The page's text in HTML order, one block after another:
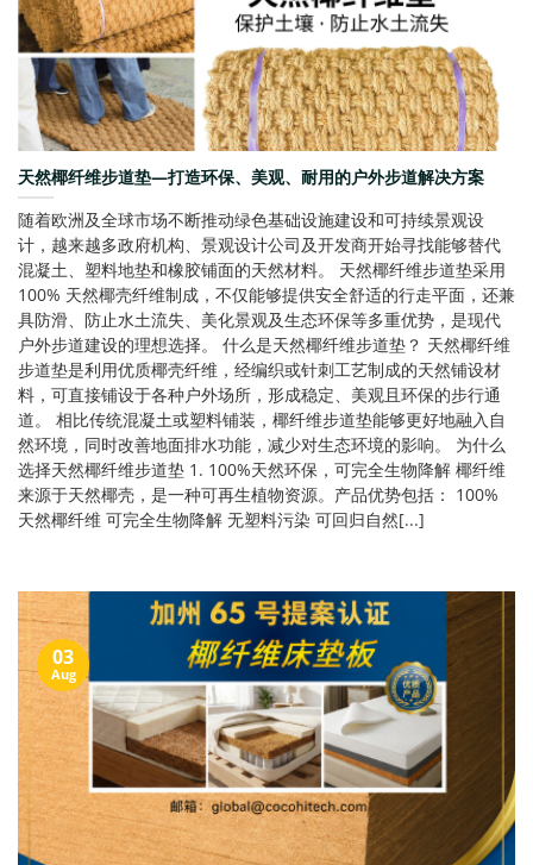
天然椰纤维步道垫—打造环保、美观、耐用的户外步道解决方案
随着欧洲及全球市场不断推动绿色基础设施建设和可持续景观设
计，越来越多政府机构、景观设计公司及开发商开始寻找能够替代
混凝土、塑料地垫和橡胶铺面的天然材料。 天然椰纤维步道垫采用
100% 天然椰壳纤维制成，不仅能够提供安全舒适的行走平面，还兼
具防滑、防止水土流失、美化景观及生态环保等多重优势，是现代
户外步道建设的理想选择。 什么是天然椰纤维步道垫？ 天然椰纤维
步道垫是利用优质椰壳纤维，经编织或针刺工艺制成的天然铺设材
料，可直接铺设于各种户外场所，形成稳定、美观且环保的步行通
道。 相比传统混凝土或塑料铺装，椰纤维步道垫能够更好地融入自
然环境，同时改善地面排水功能，减少对生态环境的影响。 为什么
选择天然椰纤维步道垫 1. 100%天然环保，可完全生物降解 椰纤维
来源于天然椰壳，是一种可再生植物资源。产品优势包括： 100%
天然椰纤维 可完全生物降解 无塑料污染 可回归自然[...]
03
Aug